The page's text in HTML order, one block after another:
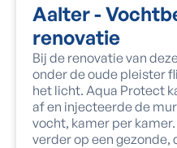
Aalter -
renovatie
Bij de renovatie van
onder de oude pleister
het licht. Aqua Protect
af en injecteerde de
vocht, kamer per
verder op een gezonde,